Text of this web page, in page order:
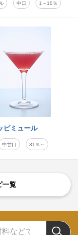
中口 1～10％
ピミュール
中甘口 31％～
一覧